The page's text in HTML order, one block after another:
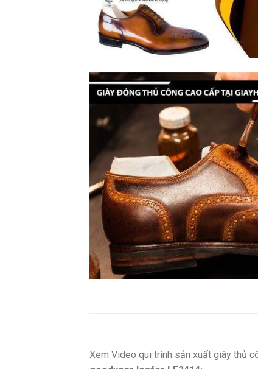
Xem Video qui trình sản xuất giày thủ